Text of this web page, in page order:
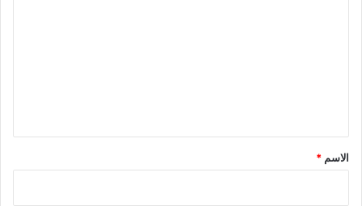
*
الاسم *